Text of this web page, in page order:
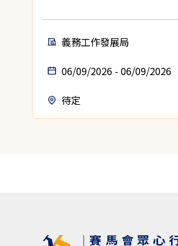
義務工作發展局
06/09/2026 - 06/09/2026
待定